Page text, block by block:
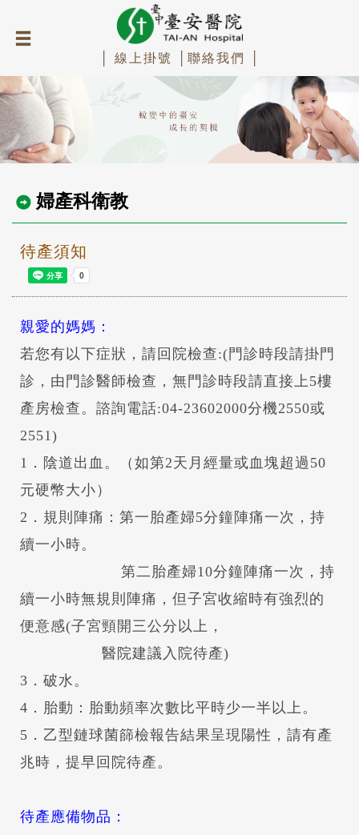
│ 線上掛號 │ 聯絡我們 │
婦產科衛教
待產須知
親愛的媽媽：
若您有以下症狀，請回院檢查:(門診時段請掛門
診，由門診醫師檢查，無門診時段請直接上5樓
產房檢查。諮詢電話:04-23602000分機2550或
2551)
1．陰道出血。（如第2天月經量或血塊超過50
元硬幣大小）
2．規則陣痛：第一胎產婦5分鐘陣痛一次，持
續一小時。
第二胎產婦10分鐘陣痛一次，持
續一小時無規則陣痛，但子宮收縮時有強烈的
便意感(子宮頸開三公分以上，
醫院建議入院待產)
3．破水。
4．胎動：胎動頻率次數比平時少一半以上。
5．乙型鏈球菌篩檢報告結果呈現陽性，請有產
兆時，提早回院待產。
待產應備物品：